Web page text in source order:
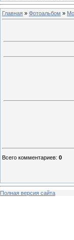
Главная » Фотоальбом »
Всего комментариев: 0
Полная версия сайта